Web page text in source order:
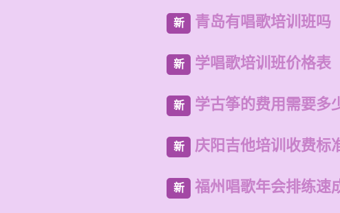
新 青岛有唱歌培训班吗
新 学唱歌培训班价格表
新 学古筝的费用需要多
新 庆阳吉他培训收费标
新 福州唱歌年会排练速